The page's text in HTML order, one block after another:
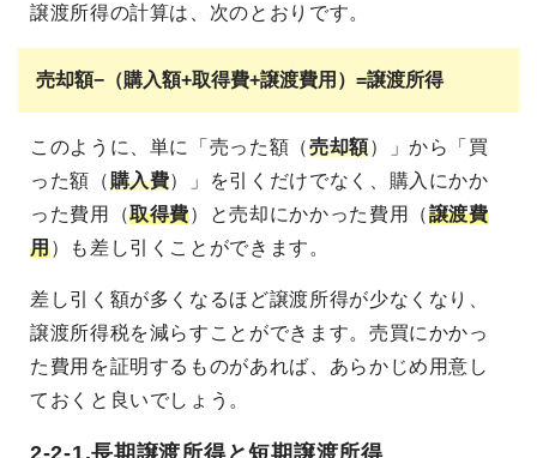
譲渡所得の計算は、次のとおりです。
売却額−（購入額+取得費+譲渡費用）=譲渡所得
このように、単に「売った額（売却額）」から「買
った額（購入費）」を引くだけでなく、購入にかか
った費用（取得費）と売却にかかった費用（譲渡費
用）も差し引くことができます。
差し引く額が多くなるほど譲渡所得が少なくなり、
譲渡所得税を減らすことができます。売買にかかっ
た費用を証明するものがあれば、あらかじめ用意し
ておくと良いでしょう。
2-2-1.長期譲渡所得と短期譲渡所得